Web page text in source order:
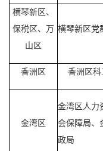
横琴新区、
保税区、万
山区
横琴新区党
香洲区 香洲区科
金湾区
金湾区人力
会保障局、
政局